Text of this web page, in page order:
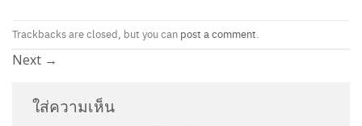
Trackbacks are closed, but you can post a comment.
Next →
ใส่ความเห็น